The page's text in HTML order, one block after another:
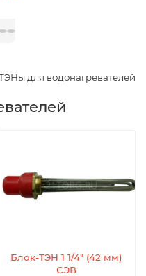
для водонагревателей
Блок-ТЭН 1 1/4" (42 мм)
СЭВ